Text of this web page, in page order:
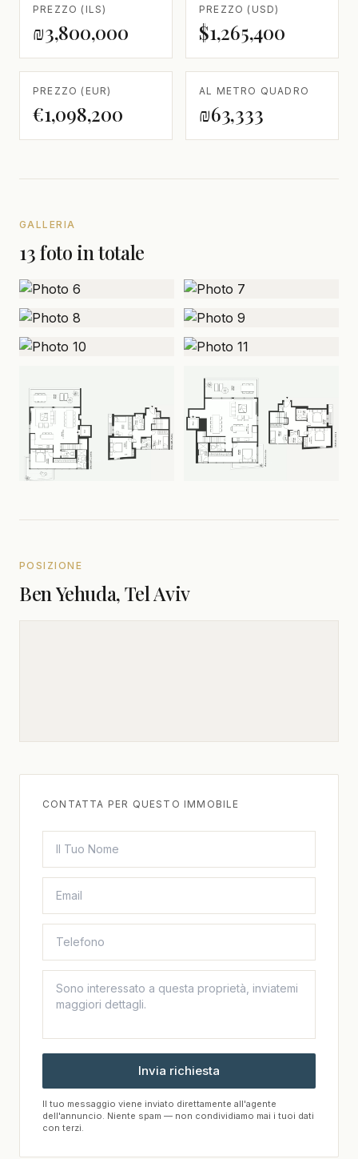
PREZZO (ILS)
₪3,800,000
PREZZO (USD)
$1,265,400
PREZZO (EUR)
€1,098,200
AL METRO QUADRO
₪63,333
GALLERIA
13 foto in totale
POSIZIONE
Ben Yehuda, Tel Aviv
CONTATTA PER QUESTO IMMOBILE
Invia richiesta
Il tuo messaggio viene inviato direttamente all'agente
dell'annuncio. Niente spam — non condividiamo mai i tuoi dati
con terzi.